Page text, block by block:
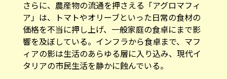
さらに、農産物の流通を押さえる「アグロマフィ
ア」は、トマトやオリーブといった日常の食材の
価格を不当に押し上げ、一般家庭の食卓にまで影
響を及ぼしている。インフラから食卓まで、マフ
ィアの影は生活のあらゆる層に入り込み、現代イ
タリアの市民生活を静かに蝕んでいる。